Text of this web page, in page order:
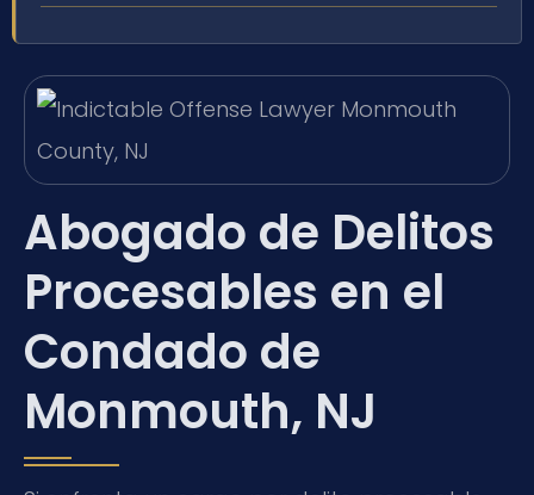
Abogado de Delitos
Procesables en el
Condado de
Monmouth, NJ